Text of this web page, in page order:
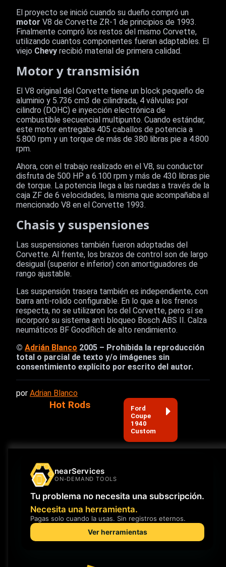
El proyecto se inició cuando su dueño compró un
motor V8 de Corvette ZR-1 de principios de 1993.
Finalmente compró los restos del mismo Corvette,
utilizando cuantos componentes fueran adaptables. El
viejo Chevy recibió material de primera calidad.
Motor y transmisión
El V8 original del Corvette tiene un block pequeño de
aluminio y 5.736 cm3 de cilindrada, 4 válvulas por
cilindro (DOHC) e inyección electrónica de
combustible secuencial multipunto. Cuando estándar,
este motor entregaba 405 caballos de potencia a
5.800 rpm y un torque de más de 380 libras pie a 4.800
rpm.
Ahora, con el trabajo realizado en el V8, su conductor
disfruta de 500 HP a 6.100 rpm y más de 430 libras pie
de torque. La potencia llega a las ruedas a través de la
caja ZF de 6 velocidades, la misma que acompañaba al
mencionado V8 en el Corvette 1993.
Chasis y suspensiones
Las suspensiones también fueron adoptadas del
Corvette. Al frente, los brazos de control son de largo
desigual (superior e inferior) con amortiguadores de
rango ajustable.
Las suspensión trasera también es independiente, con
barra anti-rolido configurable. En lo que a los frenos
respecta, no se utilizaron los del Corvette, pero sí se
incorporó su sistema anti bloqueo Bosch ABS II. Calza
neumáticos BF GoodRich de alto rendimiento.
© Adrián Blanco 2005 – Prohibida la reproducción
total o parcial de texto y/o imágenes sin
consentimiento explícito por escrito del autor.
por Adrian Blanco
Hot Rods
Ford
Coupe
1940
Custom